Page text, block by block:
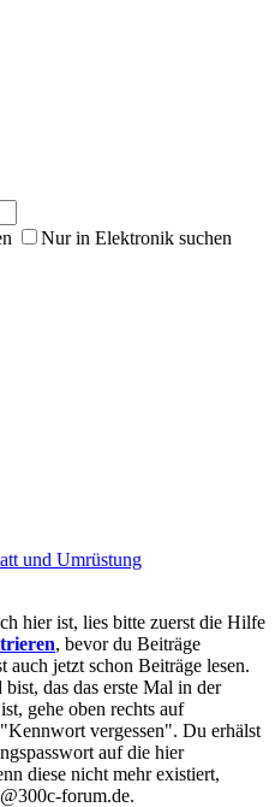
Nur in Elektronik suchen
und Umrüstung
hier ist, lies bitte zuerst die Hilfe
, bevor du Beiträge
auch jetzt schon Beiträge lesen.
das das erste Mal in der
gehe oben rechts auf
vergessen". Du erhälst
auf die hier
diese nicht mehr existiert,
forum.de.